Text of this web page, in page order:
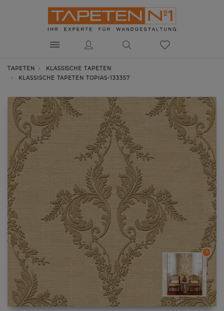
TAPETEN
KLASSISCHE TAPETEN
KLASSISCHE TAPETEN TOPIAS-133357
1